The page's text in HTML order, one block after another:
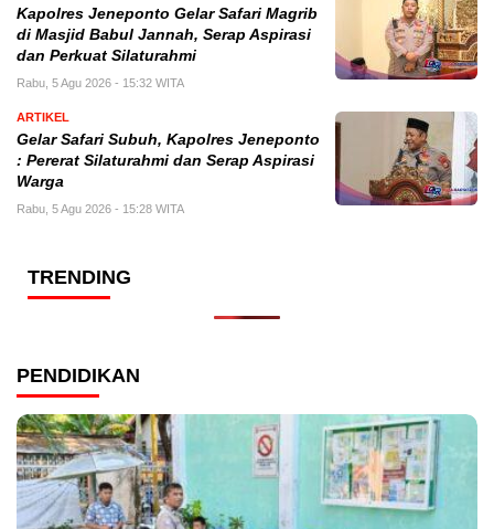
Kapolres Jeneponto Gelar Safari Magrib
di Masjid Babul Jannah, Serap Aspirasi
dan Perkuat Silaturahmi
Rabu, 5 Agu 2026 - 15:32 WITA
ARTIKEL
Gelar Safari Subuh, Kapolres Jeneponto
: Pererat Silaturahmi dan Serap Aspirasi
Warga
Rabu, 5 Agu 2026 - 15:28 WITA
TRENDING
PENDIDIKAN